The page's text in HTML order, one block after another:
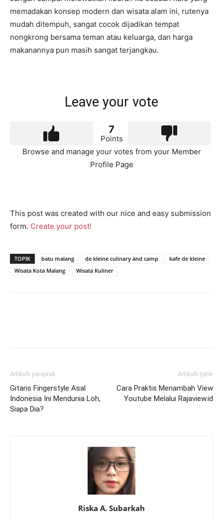
memadakan konsep modern dan wisata alam ini, rutenya
mudah ditempuh, sangat cocok dijadikan tempat
nongkrong bersama teman atau keluarga, dan harga
makanannya pun masih sangat terjangkau.
Leave your vote
7
Points
Browse and manage your votes from your Member
Profile Page
This post was created with our nice and easy submission
form. Create your post!
TOPIK batu malang de kleine culinary and camp
kafe de kleine
Wisata Kota Malang
Wisata Kuliner
Artikulli paraprak
Gitaris Fingerstyle Asal
Indonesia Ini Mendunia Loh,
Siapa Dia?
Artikulli tjetër
Cara Praktis Menambah View
Youtube Melalui Rajaview.id
Riska A. Subarkah